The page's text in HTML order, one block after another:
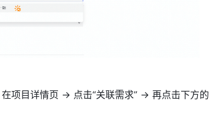
项目详情页 → 点击“关联需求” → 再点击下方的